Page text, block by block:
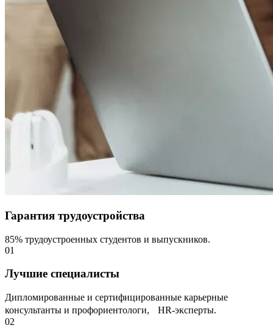
Гарантия трудоустройства
85% трудоустроенных студентов и выпускников.
01
Лучшие специалисты
Дипломированные и сертифицированные карьерные
консультанты и профориентологи, НR-эксперты.
02